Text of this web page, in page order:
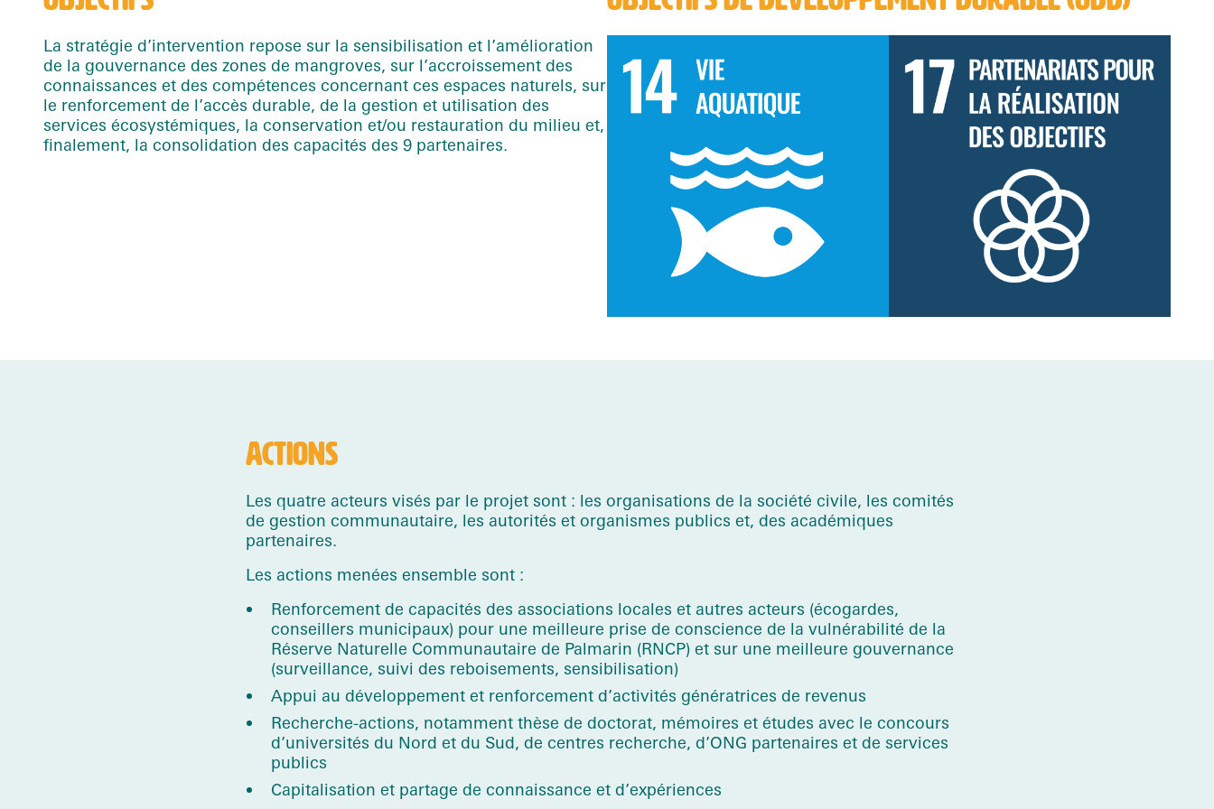
La stratégie d’intervention repose sur la sensibilisation et l’amélioration
de la gouvernance des zones de mangroves, sur l’accroissement des
connaissances et des compétences concernant ces espaces naturels, sur
le renforcement de l’accès durable, de la gestion et utilisation des
services écosystémiques, la conservation et/ou restauration du milieu et,
finalement, la consolidation des capacités des 9 partenaires.
ACTIONS
Les quatre acteurs visés par le projet sont : les organisations de la société civile, les comités
de gestion communautaire, les autorités et organismes publics et, des académiques
partenaires.
Les actions menées ensemble sont :
Renforcement de capacités des associations locales et autres acteurs (écogardes,
conseillers municipaux) pour une meilleure prise de conscience de la vulnérabilité de la
Réserve Naturelle Communautaire de Palmarin (RNCP) et sur une meilleure gouvernance
(surveillance, suivi des reboisements, sensibilisation)
Appui au développement et renforcement d’activités génératrices de revenus
Recherche-actions, notamment thèse de doctorat, mémoires et études avec le concours
d’universités du Nord et du Sud, de centres recherche, d’ONG partenaires et de services
publics
Capitalisation et partage de connaissance et d’expériences